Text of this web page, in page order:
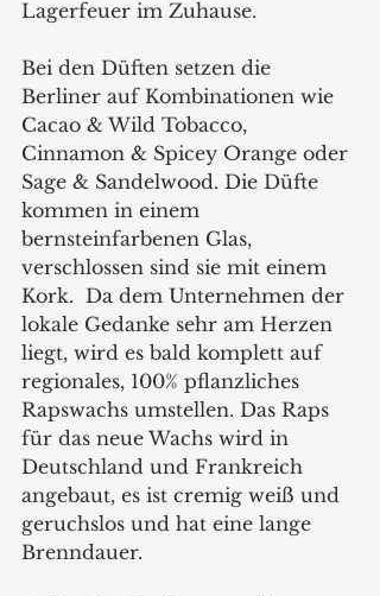
Lagerfeuer im Zuhause.
Bei den Düften setzen die
Berliner auf Kombinationen wie
Cacao & Wild Tobacco,
Cinnamon & Spicey Orange oder
Sage & Sandelwood. Die Düfte
kommen in einem
bernsteinfarbenen Glas,
verschlossen sind sie mit einem
Kork.  Da dem Unternehmen der
lokale Gedanke sehr am Herzen
liegt, wird es bald komplett auf
regionales, 100% pflanzliches
Rapswachs umstellen. Das Raps
für das neue Wachs wird in
Deutschland und Frankreich
angebaut, es ist cremig weiß und
geruchslos und hat eine lange
Brenndauer.